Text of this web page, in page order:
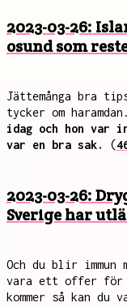
2023-03-26:
osund som
Jättemånga bra
tycker om
idag och hon var
var en bra sak.
(
2023-03-26:
Sverige har
Och du blir
vara ett offer för
kommer så kan